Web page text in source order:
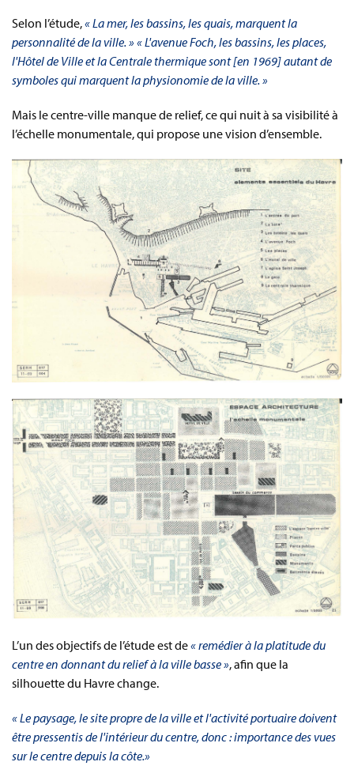
Selon l’étude,« La mer, les bassins, les quais, marquent la
personnalité de la ville. » « L'avenue Foch, les bassins, les places,
l'Hôtel de Ville et la Centrale thermique sont [en 1969] autant de
symboles qui marquent la physionomie de la ville. »
Mais le centre-ville manque de relief, ce qui nuit à sa visibilité à
l’échelle monumentale, qui propose une vision d’ensemble.
L’un des objectifs de l’étude est de« remédier à la platitude du
centre en donnant du relief à la ville basse », afin que la
silhouette du Havre change.
« Le paysage, le site propre de la ville et l'activité portuaire doivent
être pressentis de l'intérieur du centre, donc : importance des vues
sur le centre depuis la côte.»